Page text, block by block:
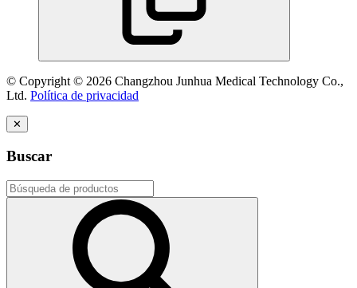
© Copyright © 2026 Changzhou Junhua Medical Technology Co.,
Ltd. Política de privacidad
✕
Buscar